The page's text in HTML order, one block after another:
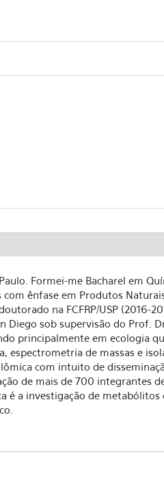
Formei-me Bacharel em
ênfase em Produtos
na FCFRP/USP (2016-
sob supervisão do Prof.
principalmente em ecologia
de massas e
com intuito de
de mais de 700 integrantes
é a investigação de